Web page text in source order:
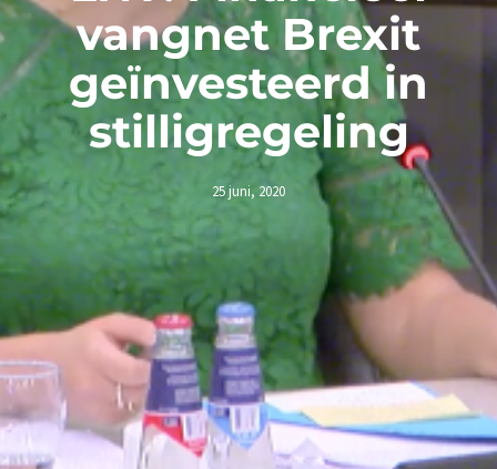
vangnet Brexit
geïnvesteerd in
stilligregeling
25 juni, 2020